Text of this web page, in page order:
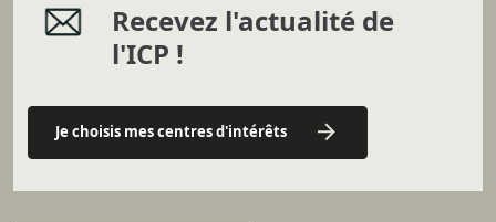
Recevez l'actualité de
l'ICP !
Je choisis mes centres d'intérêts